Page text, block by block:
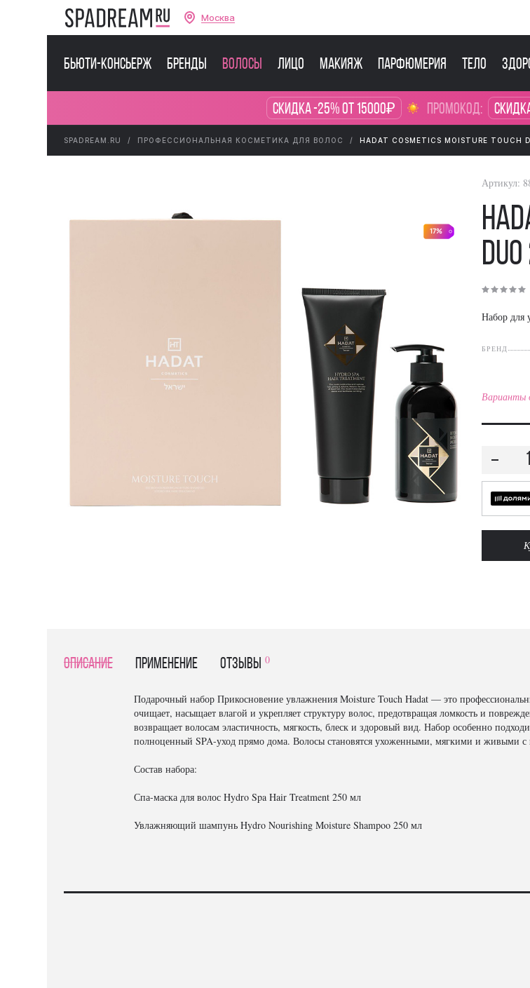
Москва
Бьюти-консьерж Бренды Волосы Лицо Макияж Парфюмерия Тело
Скидка -25% от 15000₽ промокод:
SPADREAM.RU ПРОФЕССИОНАЛЬНАЯ КОСМЕТИКА ДЛЯ ВОЛОС HADAT COSMETICS MOISTURE TOUCH
17%
Артикул:
Набор для
БРЕНД
Варианты
Описание Применение отзывы 0
Подарочный набор Прикосновение увлажнения Moisture Touch Hadat — это
очищает, насыщает влагой и укрепляет структуру волос, предотвращая ломкость и
возвращает волосам эластичность, мягкость, блеск и здоровый вид. Набор особенно
полноценный SPA-уход прямо дома. Волосы становятся ухоженными, мягкими и живыми с
Состав набора:
Спа-маска для волос Hydro Spa Hair Treatment 250 мл
Увлажняющий шампунь Hydro Nourishing Moisture Shampoo 250 мл